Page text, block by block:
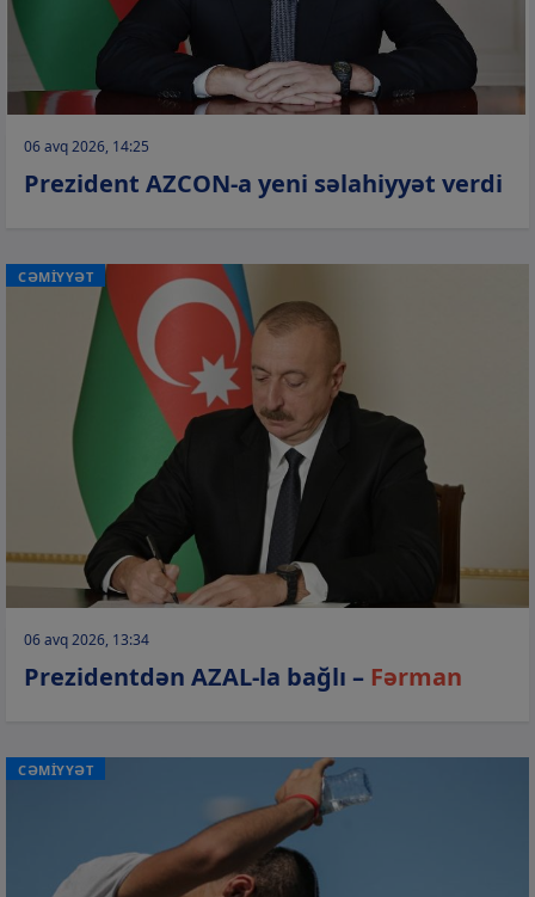
06 avq 2026, 14:25
Prezident AZCON-a yeni səlahiyyət verdi
CƏMİYYƏT
06 avq 2026, 13:34
Prezidentdən AZAL-la bağlı – Fərman
CƏMİYYƏT